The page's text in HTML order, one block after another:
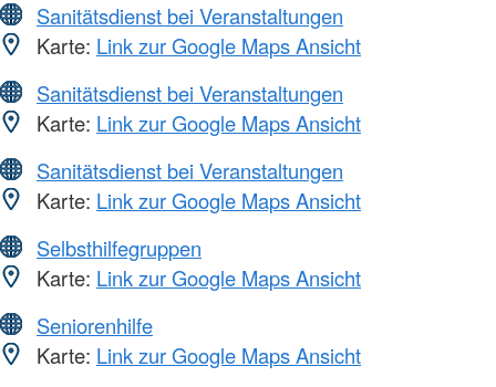
Sanitätsdienst bei Veranstaltungen
Karte: Link zur Google Maps Ansicht
Sanitätsdienst bei Veranstaltungen
Karte: Link zur Google Maps Ansicht
Sanitätsdienst bei Veranstaltungen
Karte: Link zur Google Maps Ansicht
Selbsthilfegruppen
Karte: Link zur Google Maps Ansicht
Seniorenhilfe
Karte: Link zur Google Maps Ansicht